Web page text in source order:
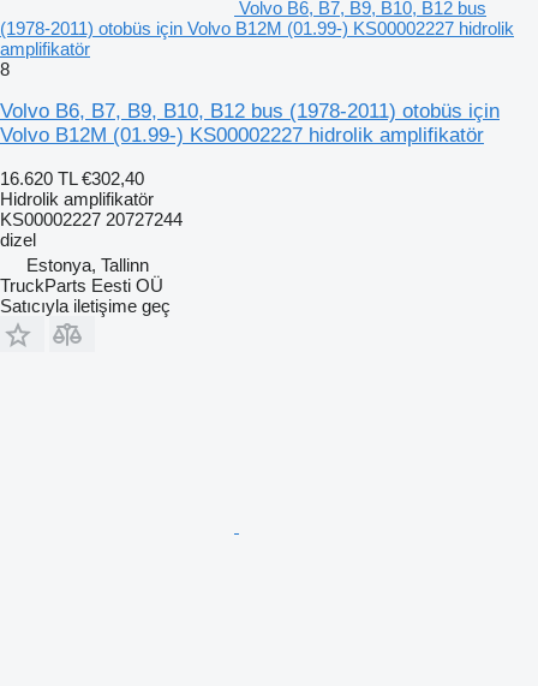
Volvo B6, B7, B9, B10, B12 bus
(1978-2011) otobüs için Volvo B12M (01.99-) KS00002227 hidrolik
amplifikatör
8
Volvo B6, B7, B9, B10, B12 bus (1978-2011) otobüs için
Volvo B12M (01.99-) KS00002227 hidrolik amplifikatör
16.620 TL €302,40
Hidrolik amplifikatör
KS00002227 20727244
dizel
Estonya, Tallinn
TruckParts Eesti OÜ
Satıcıyla iletişime geç